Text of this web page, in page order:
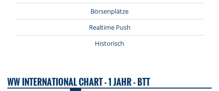
Börsenplätze
Realtime Push
Historisch
WW INTERNATIONAL CHART - 1 JAHR - BTT